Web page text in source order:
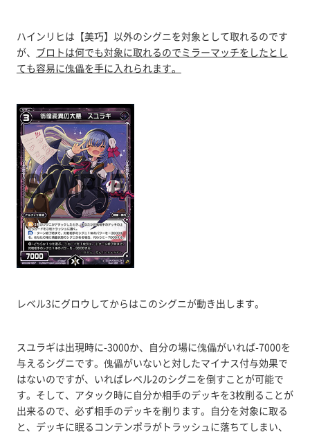
ハインリヒは【美巧】以外のシグニを対象として取れるのです
が、 ブロトは何でも対象に取れるのでミラーマッチをしたとし
ても容易に傀儡を手に入れられます。
レベル3にグロウしてからはこのシグニが動き出します。
スユラギは出現時に-3000か、自分の場に傀儡がいれば-7000を
与えるシグニです。傀儡がいないと対したマイナス付与効果で
はないのですが、いればレベル2のシグニを倒すことが可能で
す。そして、アタック時に自分か相手のデッキを3枚削ることが
出来るので、必ず相手のデッキを削ります。自分を対象に取る
と、デッキに眠るコンテンポラがトラッシュに落ちてしまい、